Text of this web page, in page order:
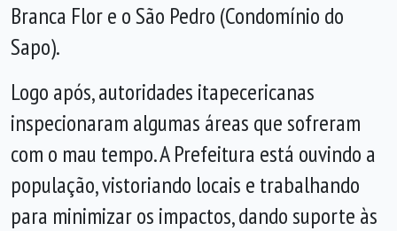
Branca Flor e o São Pedro (Condomínio do
Sapo).
Logo após, autoridades itapecericanas
inspecionaram algumas áreas que sofreram
com o mau tempo. A Prefeitura está ouvindo a
população, vistoriando locais e trabalhando
para minimizar os impactos, dando suporte às